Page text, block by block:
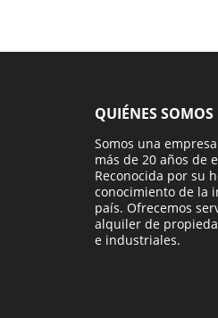
QUIÉNES SOMOS
Somos una
más de 20 años de
Reconocida por su
conocimiento de la
país. Ofrecemos
alquiler de
e industriales.